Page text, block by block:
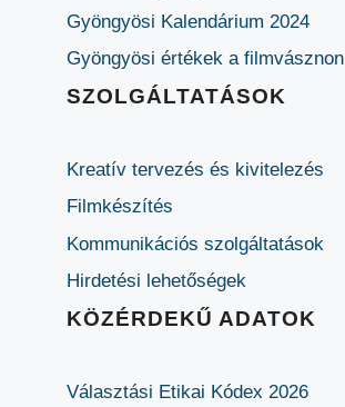
Gyöngyösi Kalendárium 2024
Gyöngyösi értékek a filmvásznon
SZOLGÁLTATÁSOK
Kreatív tervezés és kivitelezés
Filmkészítés
Kommunikációs szolgáltatások
Hirdetési lehetőségek
KÖZÉRDEKŰ ADATOK
Választási Etikai Kódex 2026